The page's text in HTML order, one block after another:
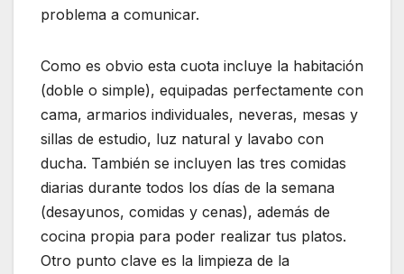
problema a comunicar.
Como es obvio esta cuota incluye la habitación
(doble o simple), equipadas perfectamente con
cama, armarios individuales, neveras, mesas y
sillas de estudio, luz natural y lavabo con
ducha. También se incluyen las tres comidas
diarias durante todos los días de la semana
(desayunos, comidas y cenas), además de
cocina propia para poder realizar tus platos.
Otro punto clave es la limpieza de la